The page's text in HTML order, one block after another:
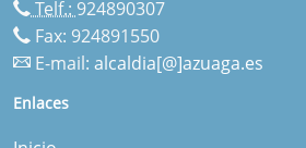
Telf.: 924890307
Fax: 924891550
E-mail: alcaldia[@]azuaga.es
Enlaces